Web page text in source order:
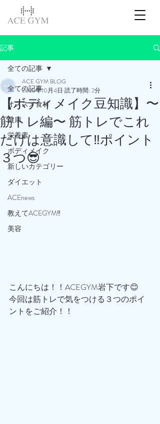
記事
全ての記事
オススメ食材
健康
栄養素
ボディメイク
新しいカテゴリー
ダイエット
ACEnews
教えてACEGYM‼️
美容
全ての記事
【ボディメイク豆知識】〜
筋トレ編〜 筋トレでこれ
だけは意識して‼️ポイント
３つ😎
ACE GYM BLOG
2023年10月4日 読了時間: 2分
こんにちは！！ACEGYM岩下です😊
今回は筋トレで気をつける３つのポイ
ントをご紹介！！